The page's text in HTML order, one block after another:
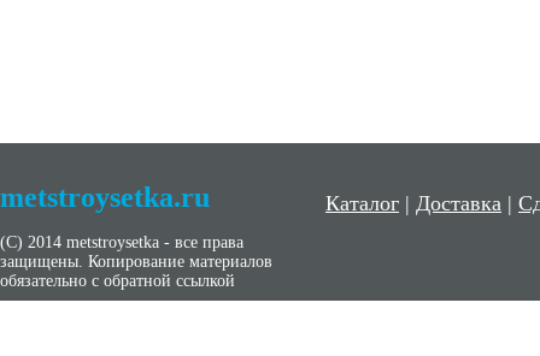
metstroysetka.ru
(С) 2014 metstroysetka - все права
защищены. Копирование материалов
обязательно с обратной ссылкой
Каталог | Доставка |